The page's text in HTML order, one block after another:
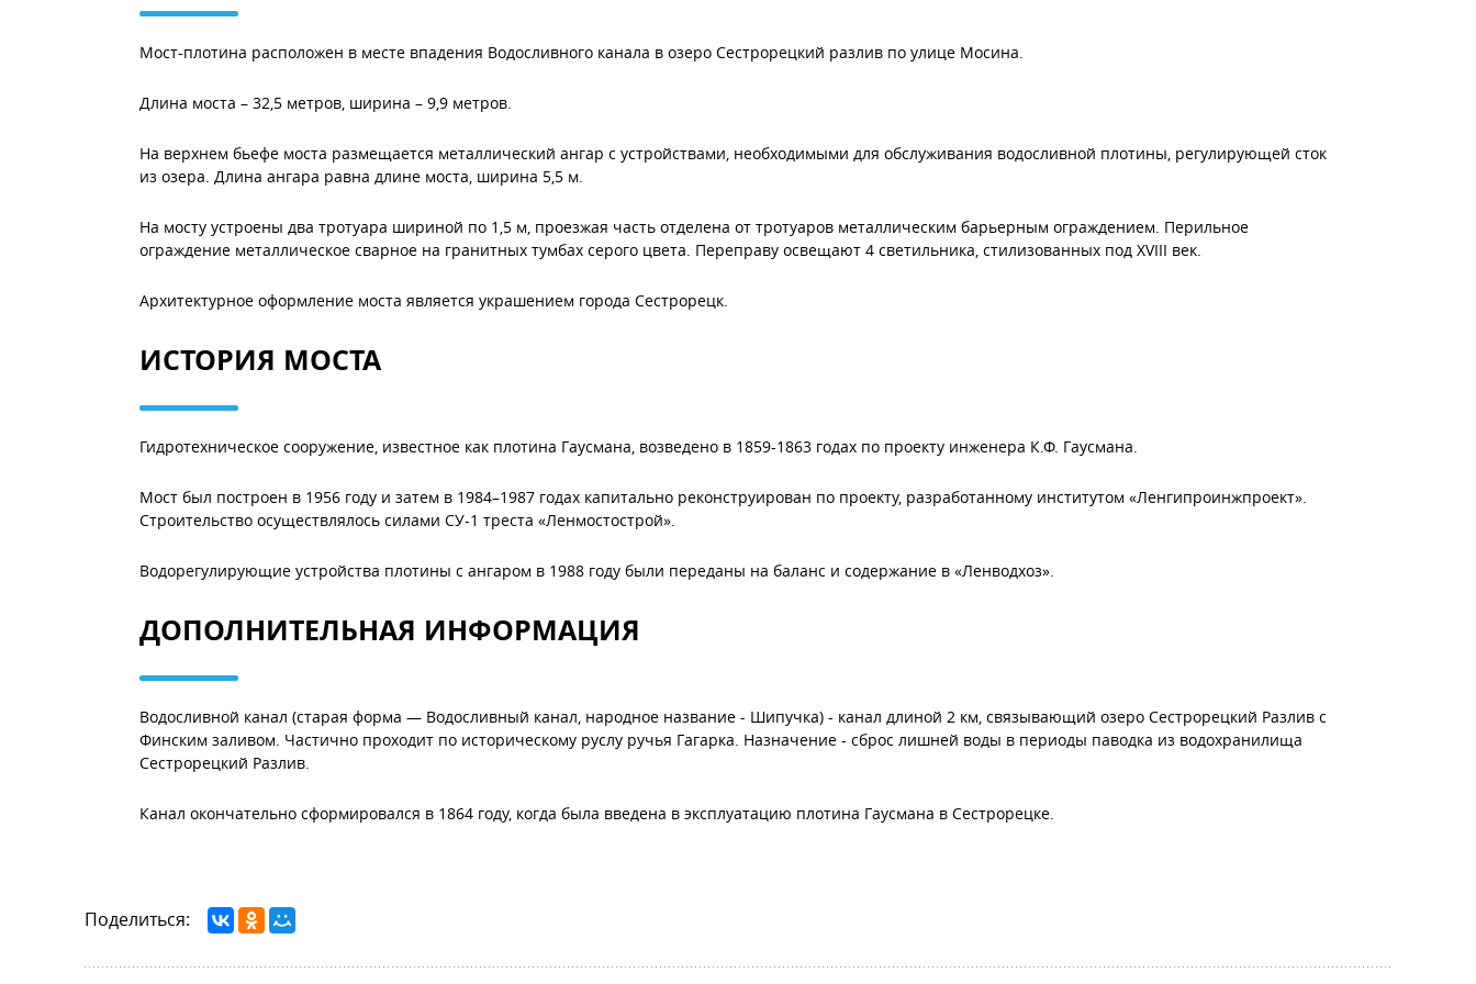
Мост-плотина расположен в месте впадения Водосливного канала в озеро Сестрорецкий разлив по улице Мосина.
Длина моста – 32,5 метров, ширина – 9,9 метров.
На верхнем бьефе моста размещается металлический ангар с устройствами, необходимыми для обслуживания водосливной плотины, регулирующей сток
из озера. Длина ангара равна длине моста, ширина 5,5 м.
На мосту устроены два тротуара шириной по 1,5 м, проезжая часть отделена от тротуаров металлическим барьерным ограждением. Перильное
ограждение металлическое сварное на гранитных тумбах серого цвета. Переправу освещают 4 светильника, стилизованных под XVIII век.
Архитектурное оформление моста является украшением города Сестрорецк.
ИСТОРИЯ МОСТА
Гидротехническое сооружение, известное как плотина Гаусмана, возведено в 1859-1863 годах по проекту инженера К.Ф. Гаусмана.
Мост был построен в 1956 году и затем в 1984–1987 годах капитально реконструирован по проекту, разработанному институтом «Ленгипроинжпроект».
Строительство осуществлялось силами СУ-1 треста «Ленмостострой».
Водорегулирующие устройства плотины с ангаром в 1988 году были переданы на баланс и содержание в «Ленводхоз».
ДОПОЛНИТЕЛЬНАЯ ИНФОРМАЦИЯ
Водосливной канал (старая форма — Водосливный канал, народное название - Шипучка) - канал длиной 2 км, связывающий озеро Сестрорецкий Разлив с
Финским заливом. Частично проходит по историческому руслу ручья Гагарка. Назначение - сброс лишней воды в периоды паводка из водохранилища
Сестрорецкий Разлив.
Канал окончательно сформировался в 1864 году, когда была введена в эксплуатацию плотина Гаусмана в Сестрорецке.
Поделиться: